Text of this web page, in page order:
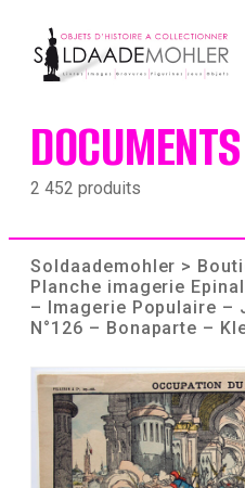
content
DOCUMENTS
2 452 produits
Soldaademohler >
Planche imagerie
– Imagerie Populaire –
N°126 – Bonaparte –